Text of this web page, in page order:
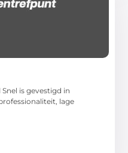
is gevestigd in
lage